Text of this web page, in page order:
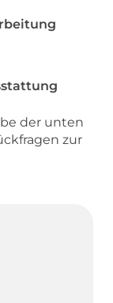
der unten
zur